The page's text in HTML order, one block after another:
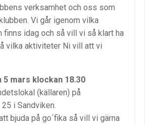
verksamhet och oss som
Vi går igenom vilka
finns idag och så vill vi så klart ha
vilka aktiviteter Ni vill att vi
mars klockan 18.30
(källaren) på
i Sandviken.
bjuda på go´fika så vill vi gärna